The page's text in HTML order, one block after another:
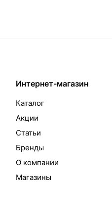
Интернет-магазин
Каталог
Акции
Статьи
Бренды
О компании
Магазины